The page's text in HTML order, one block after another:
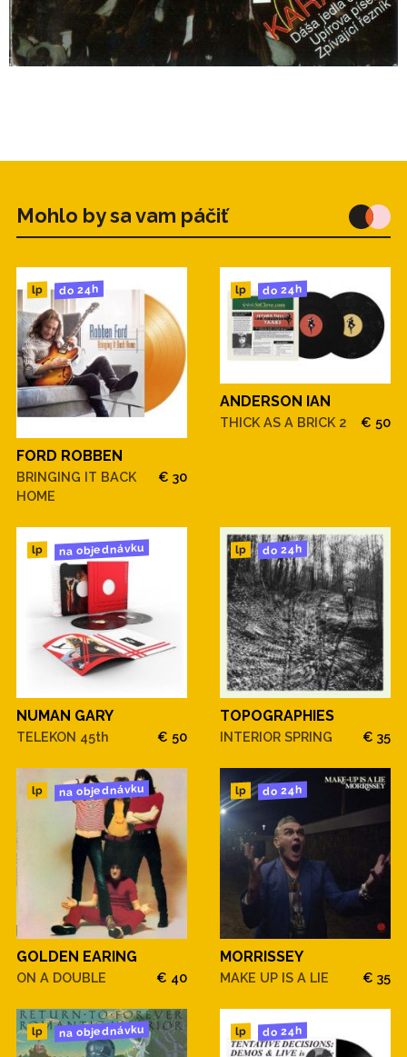
Mohlo by sa vam páčiť
lp do 24h
FORD ROBBEN
BRINGING IT BACK
HOME
€ 30
lp do 24h
ANDERSON IAN
THICK AS A BRICK 2 € 50
lp na objednávku
NUMAN GARY
TELEKON 45th € 50
lp do 24h
TOPOGRAPHIES
INTERIOR SPRING € 35
lp na objednávku
GOLDEN EARING
ON A DOUBLE € 40
lp do 24h
MORRISSEY
MAKE UP IS A LIE € 35
lp na objednávku lp do 24h